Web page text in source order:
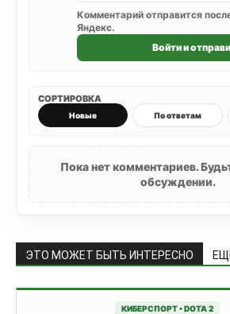
Комментарий отправится
Яндекс.
Войти и
СОРТИРОВКА
Новые По ответам
Пока нет комментариев.
обсуждении.
ЭТО МОЖЕТ БЫТЬ ИНТЕРЕСНО
КИБЕРСПОРТ • DOTA 2